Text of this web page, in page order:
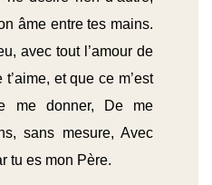
âme entre tes mains.
avec tout l’amour de
et que ce m’est
me donner, De me
sans mesure, Avec
tu es mon Père.